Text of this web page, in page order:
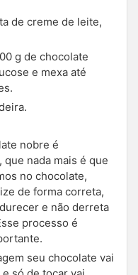
de creme de leite,
g de chocolate
e mexa até
nobre é
nada mais é que
no chocolate,
de forma correta,
e não derreta
processo é
seu chocolate vai